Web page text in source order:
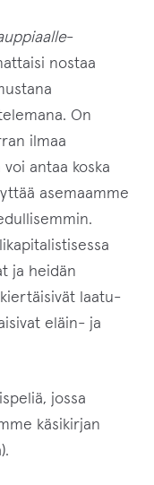
-
nostaa
On
ilmaa
antaa koska
asemaamme
ja heidän
laatu-
eläin- ja
jossa
käsikirjan